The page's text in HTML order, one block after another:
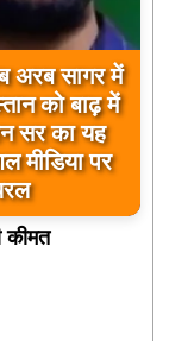
अरब सागर में
को बाढ़ में
सर का यह
मीडिया पर
कीमत